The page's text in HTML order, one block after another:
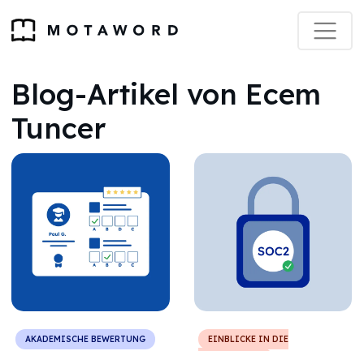
Blog-Artikel von Ecem
Tuncer
AKADEMISCHE BEWERTUNG
EINBLICKE IN DIE